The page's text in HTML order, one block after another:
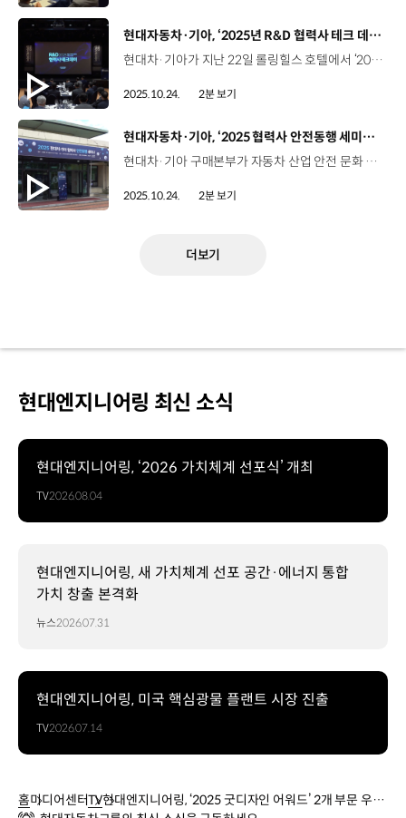
[동영상]
현대자동차·기아, ‘2025년 R&D 협력사 테크 데이’ 개최
현대차·기아가 지난 22일 롤링힐스 호텔에서 ‘2025 RD 협력사 테크 데이’를 개최했습니다. RD 협력사 테크 데이는 현대차·기아가 기술 개발과 품질 확보 측면에서 우수한 성과를 낸 협력사를 포상하고, 다방면의 기술 교류를 통해 상호 협력을 모색하는 자리인데요. 이번 행사에서 현대차·기아는 우수 협력사 기술 6건을 선정하고 우수 신기술 사례 발표와 전시회를 진행했으며 ‘코모스’가 개발한 ‘실내 공간 활용 증대를 위한 다기능 콘솔’ 기술이 최우수상으로 선정됐습니다. 오세훈 상무 / 현대자동차·기아 연구개발품질올해에는 어려운 경영 환경 속에서도 35개 협력사에서 43건의 신기술을 전시해 주셨는데요. 이런 활발한 기술 교류와 새로운 협력 기회 창출을 통해서 미래 경쟁력 확보에 큰 도움이 되었다고 생각합니다. 오원현 대표 / 세인아이엔디이번 행사를 통해 협력사와 동반 성장하려는 현대차·기아의 상생 협력 의지를 확인할 수 있는 계기가 되었습니다. 협력사들이 기술적인 자부심을 갖도록 격려해 주시길 부탁드리며, 또한 이를 통해 더 많은 신기술들이 도출되는 선순환 구조가 만들어지길 바라겠습니다. 신기술 동영상은 오는 11월까지 온라인에 게재해 현대차·기아를 비롯해 협력사 임직원들이 직접 확인할 수 있도록 할 예정입니다.
2025.10.24. 2분 보기
[동영상]
현대자동차·기아, ‘2025 협력사 안전동행 세미나’ 개최
현대차·기아 구매본부가 자동차 산업 안전 문화 확산을 위해 ‘2025 현대차·기아 협력사 안전동행 세미나’를 진행하고 있습니다. 지난 15일 안산에서 시작해 대구, 광주, 청주, 경주에서 총 16회 걸쳐 ‘찾아가는 세미나’ 형태로 열리는데요. 오는 11월 6일까지 1, 2, 3차 부품 협력사와 통합구매 협력사 등 4,000여 개사가 참여할 예정입니다. 현대차·기아는 세미나를 통해 공급망의 안전관리 강화 방안, 경영자가 알아야 할 사고 및 개선 사례를 공유해 협력사 대표자의 안전 인식을 강화하고 안전 모니터링 카메라, 지게차/크레인 센서 등 실질적이고 쉽게 적용 가능한 안전 솔루션을 제시했습니다. 정희섭 상무 / 현대자동차 상생협력실현대차·기아는 2023년부터 협력사의 안전설비 구축과 작업환경 개선 둥 비용 지원을 포함하여 다양한 교육, 컨설팅 등의 지원 사업을 전개하고 있으며, 앞으로도 그 폭을 더욱 넓혀갈 계획입니다. 자동차 산업 전반에 안전 중심의 문화가 확산되기를 기대하고 있습니다. 현대차·기아는 앞으로도 협력사의 안전을 자동차 산업 지속가능성의 중요한 가치로 인식하고 안전 문화 정착을 위해 지원을 아끼지 않을 예정입니다.
2025.10.24. 2분 보기
더보기
현대엔지니어링 최신 소식
현대엔지니어링, ‘2026 가치체계 선포식’ 개최
TV2026.08.04
현대엔지니어링, 새 가치체계 선포 공간·에너지 통합
가치 창출 본격화
뉴스2026.07.31
현대엔지니어링, 미국 핵심광물 플랜트 시장 진출
TV2026.07.14
홈미디어센터TV현대엔지니어링, ‘2025 굿디자인 어워드’ 2개 부문 우수